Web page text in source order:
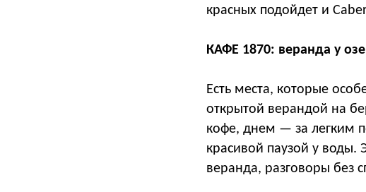
красных подойдет и
КАФЕ 1870: веранда у
Есть места, которые
открытой верандой на
кофе, днем — за легким
красивой паузой у воды.
веранда, разговоры без